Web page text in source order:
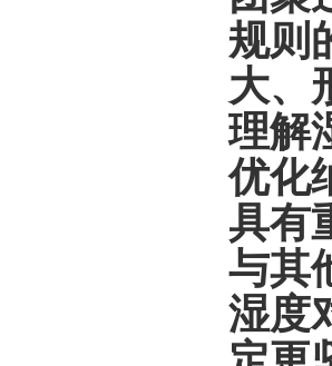
规则
大、
理解
优化
具有
与其
湿度